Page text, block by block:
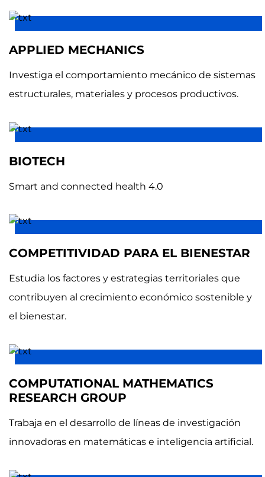
APPLIED MECHANICS
Investiga el comportamiento mecánico de sistemas
estructurales, materiales y procesos productivos.
BIOTECH
Smart and connected health 4.0
COMPETITIVIDAD PARA EL BIENESTAR
Estudia los factores y estrategias territoriales que
contribuyen al crecimiento económico sostenible y
el bienestar.
COMPUTATIONAL MATHEMATICS
RESEARCH GROUP
Trabaja en el desarrollo de líneas de investigación
innovadoras en matemáticas e inteligencia artificial.